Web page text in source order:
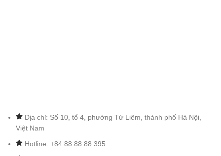
Địa chỉ: Số 10, tổ 4, phường Từ Liêm, thành phố Hà Nội,
Việt Nam
Hotline: +84 88 88 88 395